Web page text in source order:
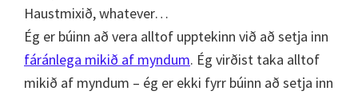
Haustmixið, whatever…
Ég er búinn að vera alltof upptekinn við að setja inn
fáránlega mikið af myndum. Ég virðist taka alltof
mikið af myndum – ég er ekki fyrr búinn að setja inn